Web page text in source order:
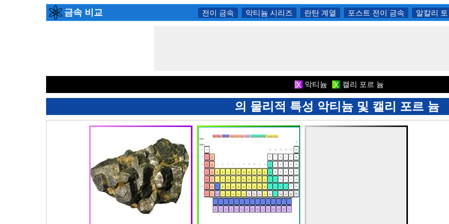
금속 비교 전이 금속 악티늄 시리즈 란탄 계열 포스트 전이 금속 알칼리
X 악티늄 X 캘리 포르 늄
의 물리적 특성 악티늄 및 캘리 포르 늄